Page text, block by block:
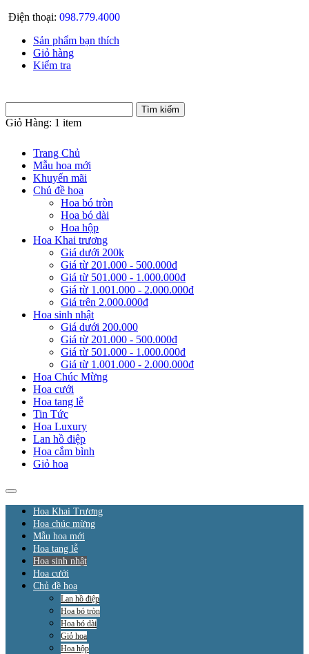
Điện thoại: 098.779.4000
Sản phẩm bạn thích
Giỏ hàng
Kiểm tra
Giỏ Hàng: 1 item
Trang Chủ
Mẫu hoa mới
Khuyến mãi
Chủ đề hoa
Hoa bó tròn
Hoa bó dài
Hoa hộp
Hoa Khai trương
Giá dưới 200k
Giá từ 201.000 - 500.000đ
Giá từ 501.000 - 1.000.000đ
Giá từ 1.001.000 - 2.000.000đ
Giá trên 2.000.000đ
Hoa sinh nhật
Giá dưới 200.000
Giá từ 201.000 - 500.000đ
Giá từ 501.000 - 1.000.000đ
Giá từ 1.001.000 - 2.000.000đ
Hoa Chúc Mừng
Hoa cưới
Hoa tang lễ
Tin Tức
Hoa Luxury
Lan hồ điệp
Hoa cắm bình
Giỏ hoa
Hoa Khai Trương
Hoa chúc mừng
Mẫu hoa mới
Hoa tang lễ
Hoa sinh nhật
Hoa cưới
Chủ đề hoa
Lan hồ điệp
Hoa bó tròn
Hoa bó dài
Giỏ hoa
Hoa hộp